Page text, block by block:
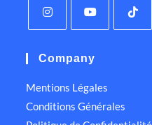
Company
Mentions Légales
Conditions Générales